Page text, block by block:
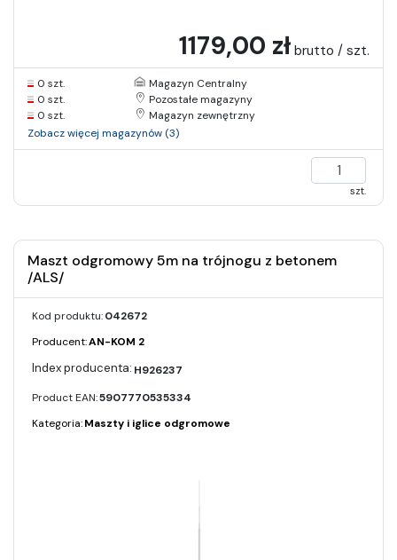
1179,00 zł brutto / szt.
0 szt.
Magazyn Centralny
0 szt.
Pozostałe magazyny
0 szt.
Magazyn zewnętrzny
Zobacz więcej magazynów (3)
szt.
Maszt odgromowy 5m na trójnogu z betonem
/ALS/
Kod produktu:042672
Producent:AN-KOM 2
H926237
Product EAN:5907770535334
Kategoria:Maszty i iglice odgromowe